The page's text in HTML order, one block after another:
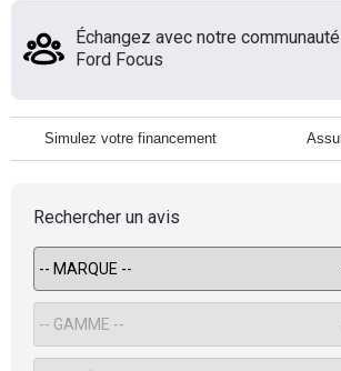
Échangez avec notre communauté
Ford Focus
Simulez votre financement
Rechercher un avis